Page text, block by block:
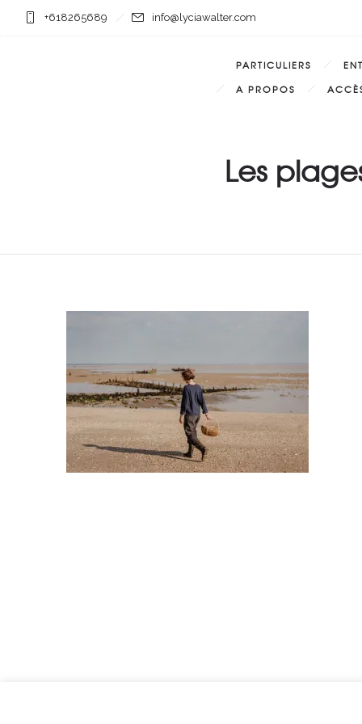
+618265689 info@lyciawalter.com
PARTICULIERS
A PROPOS
Les